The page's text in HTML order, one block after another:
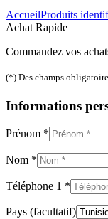
AccueilProduits
Achat Rapide
Commandez vos
(*) Des champs
Informations
Prénom *
Nom *
Téléphone 1 *
Pays (facultatif)